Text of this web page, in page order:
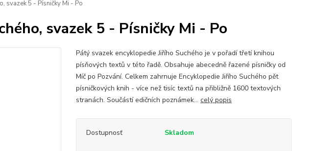
svazek 5 - Písničky Mi - Po
svazek 5 - Písničky Mi - Po
Pátý svazek encyklopedie Jiřího Suchého je v pořadí třetí knihou
písňových textů v této řadě. Obsahuje abecedně řazené písničky od
Míč po Pozvání. Celkem zahrnuje Encyklopedie Jiřího Suchého pět
písničkových knih - více než tisíc textů na přibližně 1600 textových
stranách. Součástí edičních poznámek... celý popis
Dostupnosť Skladom